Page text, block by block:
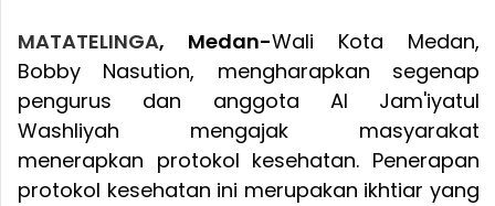
MATATELINGA, Medan-Wali Kota Medan,
Bobby Nasution, mengharapkan segenap
pengurus dan anggota Al Jam'iyatul
Washliyah mengajak masyarakat
menerapkan protokol kesehatan. Penerapan
protokol kesehatan ini merupakan ikhtiar yang